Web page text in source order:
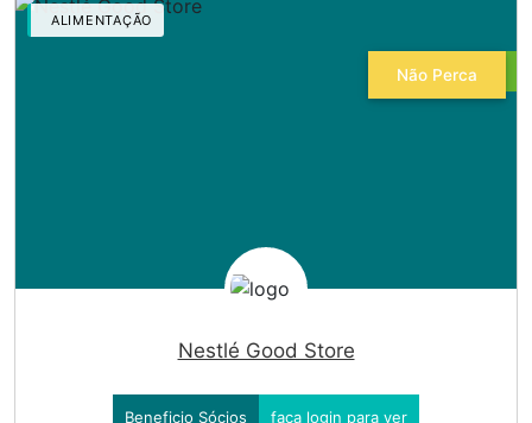
Não Perca
ALIMENTAÇÃO
Nestlé Good Store
Beneficio Sócios faça login para ver